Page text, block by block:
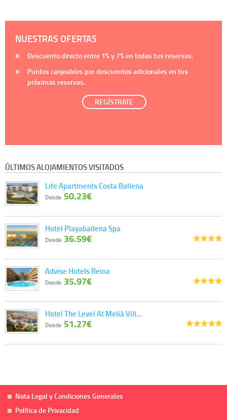
NUESTRAS OFERTAS
Descuento directo entre 1%y 7%en todas tus reservas.
Puntos canjeables por descuentos adicionales en tus
próximas reservas.
REGÍSTRATE
ÚLTIMOS ALOJAMIENTOS VISITADOS
Life Apartments Costa Ballena
Desde 50.23€
Hotel Playaballena Spa
Desde 36.59€
Advise Hotels Reina
Desde 35.97€
Hotel The Level At Meliá Vill…
Desde 51.27€
Nota Legal y Condiciones Generales
Política de Privacidad